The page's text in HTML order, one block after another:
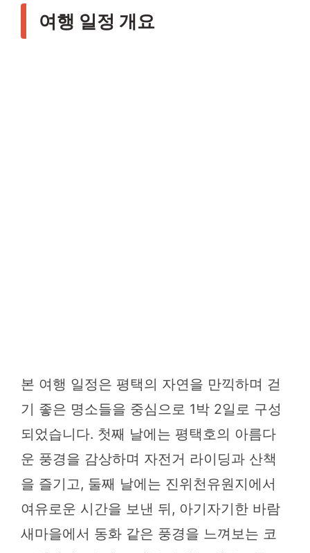
여행 일정 개요
본 여행 일정은 평택의 자연을 만끽하며 걷
기 좋은 명소들을 중심으로 1박 2일로 구성
되었습니다. 첫째 날에는 평택호의 아름다
운 풍경을 감상하며 자전거 라이딩과 산책
을 즐기고, 둘째 날에는 진위천유원지에서
여유로운 시간을 보낸 뒤, 아기자기한 바람
새마을에서 동화 같은 풍경을 느껴보는 코